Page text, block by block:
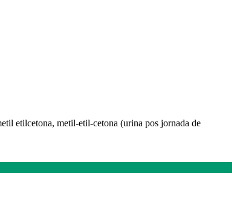
etilcetona, metil-etil-cetona (urina pos jornada de